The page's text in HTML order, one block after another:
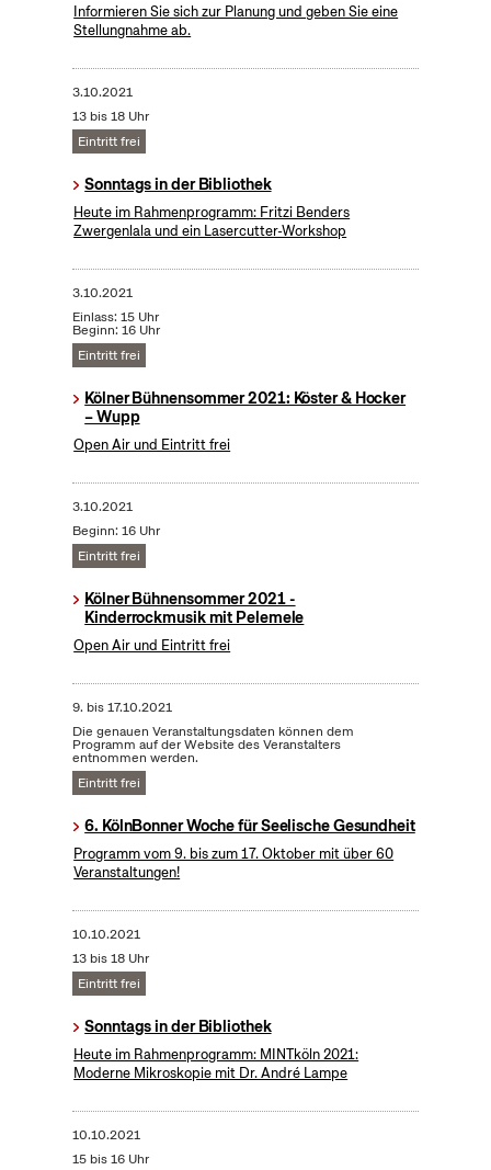
Informieren Sie sich zur Planung und geben Sie eine
Stellungnahme ab.
3.10.2021
13 bis 18 Uhr
Eintritt frei
Sonntags in der Bibliothek
Heute im Rahmenprogramm: Fritzi Benders
Zwergenlala und ein Lasercutter-Workshop
3.10.2021
Einlass: 15 Uhr
Beginn: 16 Uhr
Eintritt frei
Kölner Bühnensommer 2021: Köster & Hocker
– Wupp
Open Air und Eintritt frei
3.10.2021
Beginn: 16 Uhr
Eintritt frei
Kölner Bühnensommer 2021 -
Kinderrockmusik mit Pelemele
Open Air und Eintritt frei
9. bis17.10.2021
Die genauen Veranstaltungsdaten können dem
Programm auf der Website des Veranstalters
entnommen werden.
Eintritt frei
6. KölnBonner Woche für Seelische Gesundheit
Programm vom 9. bis zum 17. Oktober mit über 60
Veranstaltungen!
10.10.2021
13 bis 18 Uhr
Eintritt frei
Sonntags in der Bibliothek
Heute im Rahmenprogramm: MINTköln 2021:
Moderne Mikroskopie mit Dr. André Lampe
10.10.2021
15 bis 16 Uhr